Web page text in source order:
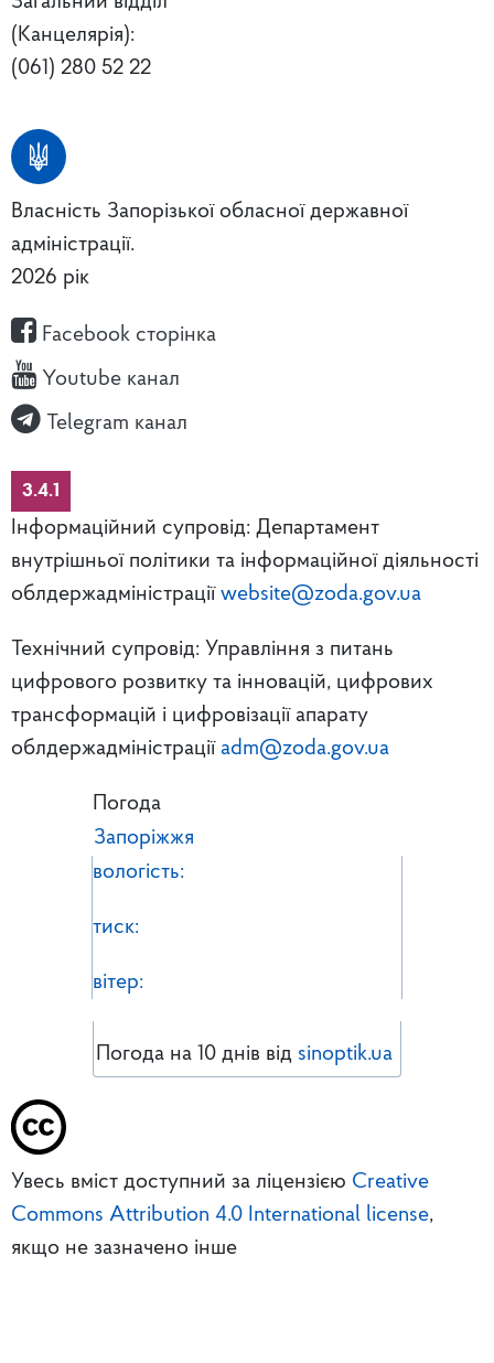
(Канцелярія):
(061) 280 52 22
Власність Запорізької обласної державної
адміністрації.
2026 рік
Facebook сторінка
Youtube канал
Telegram канал
3.4.1
Інформаційний супровід: Департамент
внутрішньої політики та інформаційної діяльності
облдержадміністрації website@zoda.gov.ua
Технічний супровід: Управління з питань
цифрового розвитку та інновацій, цифрових
трансформацій і цифровізації апарату
облдержадміністрації adm@zoda.gov.ua
Погода
Запоріжжя
вологість:
тиск:
вітер:
Погода на 10 днів від sinoptik.ua
Увесь вміст доступний за ліцензією Creative
Commons Attribution 4.0 International license,
якщо не зазначено інше